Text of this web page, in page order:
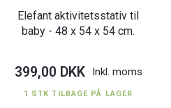
Elefant aktivitetsstativ til
baby - 48 x 54 x 54 cm.
399,00 DKK Inkl. moms
1 STK TILBAGE PÅ LAGER